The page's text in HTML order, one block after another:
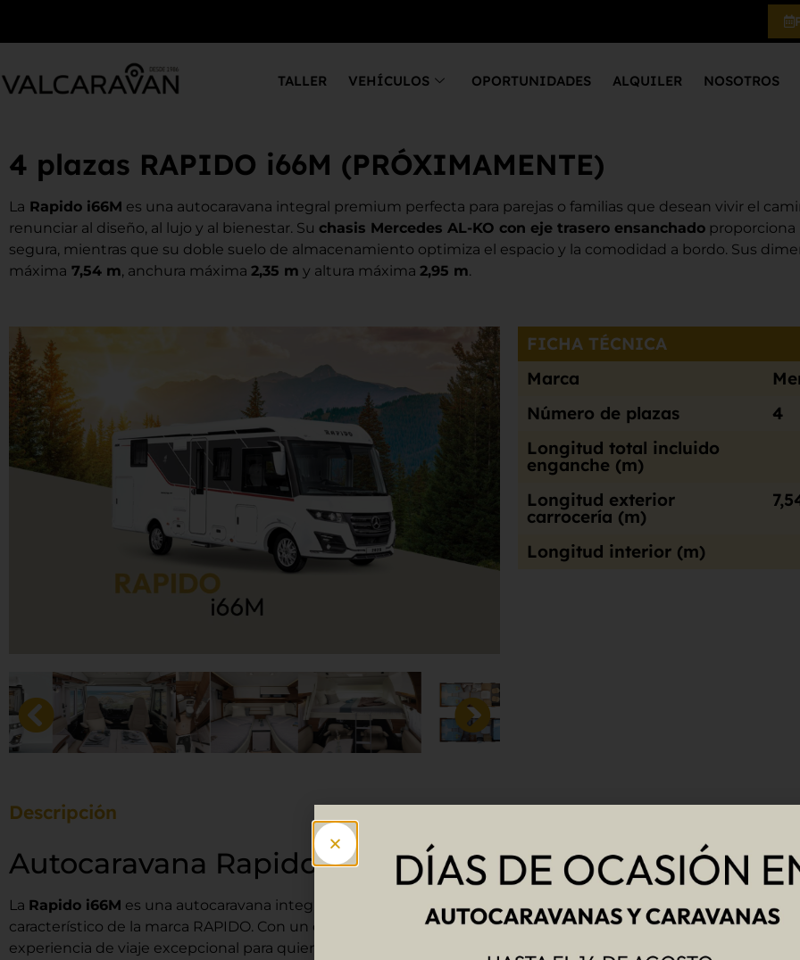
TALLER VEHÍCULOS OPORTUNIDADES ALQUILER NOSOTROS
4 plazas RAPIDO i66M (PRÓXIMAMENTE)
La Rapido i66M es una autocaravana integral premium perfecta para parejas o familias que desean vivir el
renunciar al diseño, al lujo y al bienestar. Su chasis Mercedes AL-KO con eje trasero ensanchado
segura, mientras que su doble suelo de almacenamiento optimiza el espacio y la comodidad a bordo. Sus
máxima 7,54 m, anchura máxima 2,35 m y altura máxima 2,95 m.
FICHA TÉCNICA
Marca
Número de plazas
4
Longitud total incluido
enganche (m)
Longitud exterior
carrocería (m)
Longitud interior (m)
Descripción
Autocaravana Rapido i66M
La Rapido i66M es una autocaravana integral de gama alta que combina elegancia, confort y tecnología con el
característico de la marca RAPIDO. Con un diseño aerodinámico y un interior luminoso y bien distribuido, el
experiencia de viaje excepcional para quienes buscan libertad sin renunciar al bienestar. Descubre aquí